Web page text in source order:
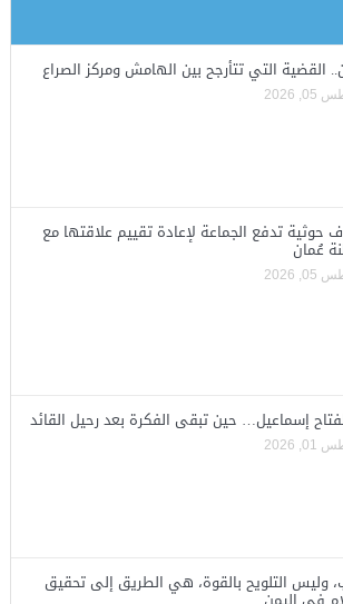
القضية التي تتأرجح بين الهامش ومركز الصراع
2026
حوثية تدفع الجماعة لإعادة تقييم علاقتها مع
عُمان
2026
إسماعيل… حين تبقى الفكرة بعد رحيل القائد
2026
وليس التلويح بالقوة، هي الطريق إلى تحقيق